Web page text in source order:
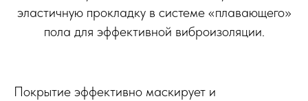
эластичную прокладку в системе «плавающего»
пола для эффективной виброизоляции.
Покрытие эффективно маскирует и